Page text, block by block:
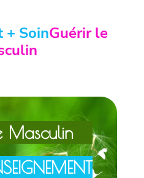
+ SoinGuérir le
Masculin